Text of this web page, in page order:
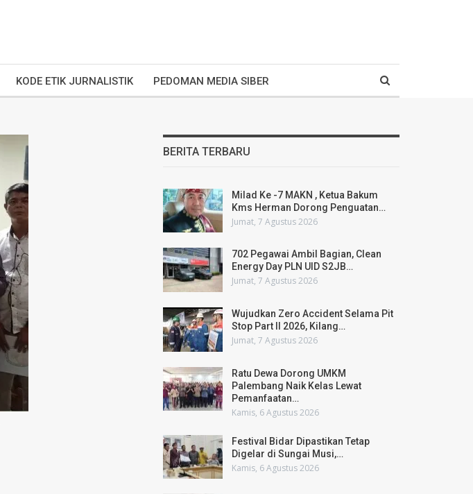
KODE ETIK JURNALISTIK PEDOMAN MEDIA SIBER
BERITA TERBARU
Milad Ke -7 MAKN , Ketua Bakum
Kms Herman Dorong Penguatan…
Jumat, 7 Agustus 2026
702 Pegawai Ambil Bagian, Clean
Energy Day PLN UID S2JB…
Jumat, 7 Agustus 2026
Wujudkan Zero Accident Selama Pit
Stop Part II 2026, Kilang…
Jumat, 7 Agustus 2026
Ratu Dewa Dorong UMKM
Palembang Naik Kelas Lewat
Pemanfaatan…
Kamis, 6 Agustus 2026
Festival Bidar Dipastikan Tetap
Digelar di Sungai Musi,…
Kamis, 6 Agustus 2026